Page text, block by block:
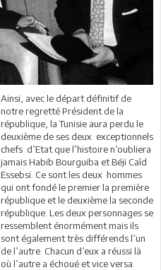
Ainsi, avec le départ définitif de
notre regretté Président de la
république, la Tunisie aura perdu le
deuxième de ses deux exceptionnels
chefs d’Etat que l’histoire n’oubliera
jamais Habib Bourguiba et Béji Caîd
Essebsi. Ce sont les deux hommes
qui ont fondé le premier la première
république et le deuxième la seconde
république. Les deux personnages se
ressemblent énormément mais ils
sont également très différends l’un
de l’autre. Chacun d’eux a réussi là
où l’autre a échoué et vice versa.